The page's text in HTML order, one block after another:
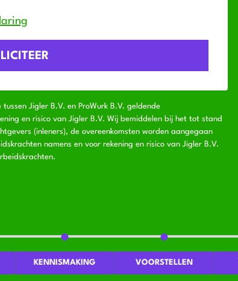
Jigler B.V. en ProWurk B.V. geldende
en risico van Jigler B.V. Wij bemiddelen bij het tot stand
(inleners), de overeenkomsten worden aangegaan
namens en voor rekening en risico van Jigler B.V.
KENNISMAKING VOORSTELLEN